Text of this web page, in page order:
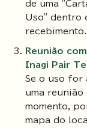
de uma
Uso" dentro
recebimento.
Reunião
Inagi Pair
Se o uso for
uma reunião
momento,
mapa do